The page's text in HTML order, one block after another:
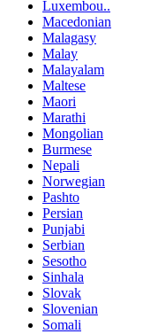
Luxembou..
Macedonian
Malagasy
Malay
Malayalam
Maltese
Maori
Marathi
Mongolian
Burmese
Nepali
Norwegian
Pashto
Persian
Punjabi
Serbian
Sesotho
Sinhala
Slovak
Slovenian
Somali